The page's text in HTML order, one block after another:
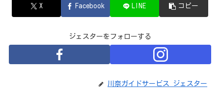
X Facebook LINE コピー
ジェスターをフォローする
川奈ガイドサービス ジェスター